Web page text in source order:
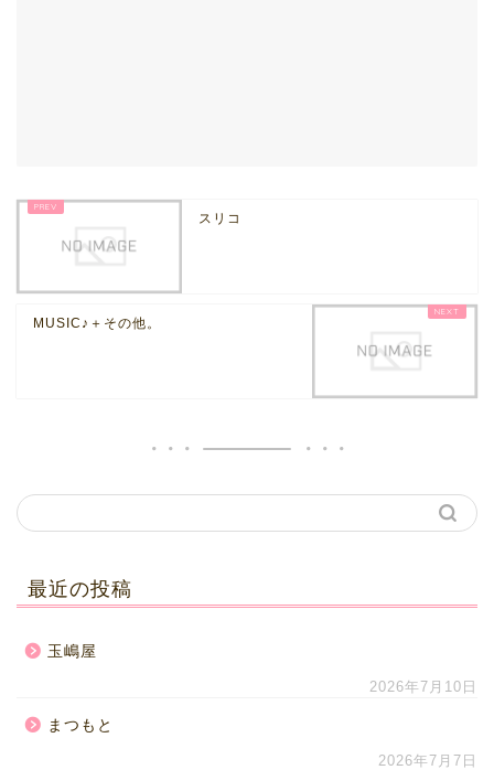
スリコ
MUSIC♪＋その他。
最近の投稿
玉嶋屋
2026年7月10日
まつもと
2026年7月7日